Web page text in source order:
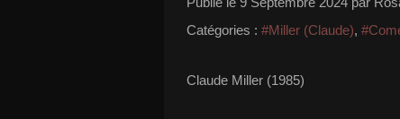
Catégories : #Miller (Claude),
Claude Miller (1985)